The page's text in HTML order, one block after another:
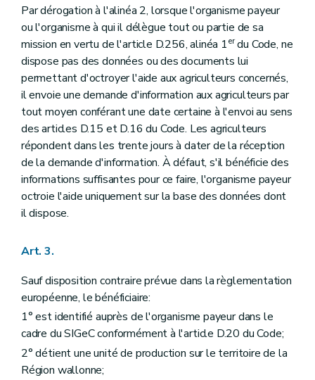
Par dérogation à l'alinéa 2, lorsque l'organisme payeur
ou l'organisme à qui il délègue tout ou partie de sa
mission en vertu de l'article D.256, alinéa 1erdu Code, ne
dispose pas des données ou des documents lui
permettant d'octroyer l'aide aux agriculteurs concernés,
il envoie une demande d'information aux agriculteurs par
tout moyen conférant une date certaine à l'envoi au sens
des articles D.15 et D.16 du Code. Les agriculteurs
répondent dans les trente jours à dater de la réception
de la demande d'information. À défaut, s'il bénéficie des
informations suffisantes pour ce faire, l'organisme payeur
octroie l'aide uniquement sur la base des données dont
il dispose.
Art. 3.
Sauf disposition contraire prévue dans la règlementation
européenne, le bénéficiaire:
1° est identifié auprès de l'organisme payeur dans le
cadre du SIGeC conformément à l'article D.20 du Code;
2° détient une unité de production sur le territoire de la
Région wallonne;